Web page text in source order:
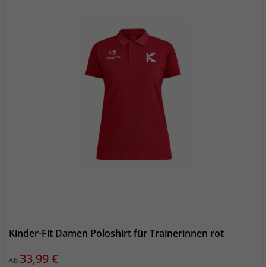
Kinder-Fit Damen Poloshirt für Trainerinnen rot
Ab Preis
33,99 €